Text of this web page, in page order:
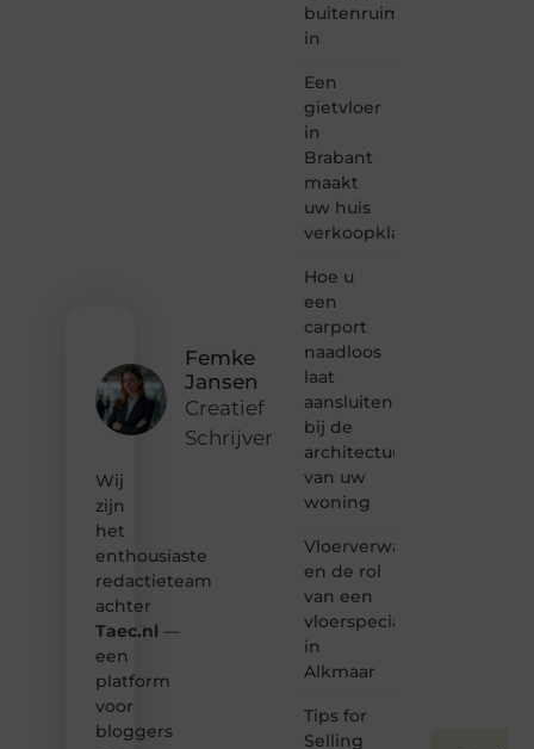
Femke
Jansen
Creatief
Schrijver
Wij
zijn
het
enthousiaste
redactieteam
achter
Taec.nl —
een
platform
voor
bloggers
buitenruimte
in
Een
gietvloer
in
Brabant
maakt
uw huis
verkoopklaar
Hoe u
een
carport
naadloos
laat
aansluiten
bij de
architectuur
van uw
woning
Vloerverwarming
en de rol
van een
vloerspecialist
in
Alkmaar
Tips for
Selling